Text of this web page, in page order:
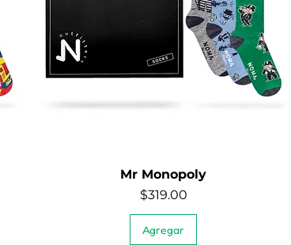
Vista rápida
Mr Monopoly
Precio
$319.00
Agregar